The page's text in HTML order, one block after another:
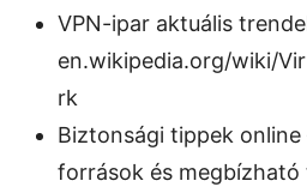
VPN-ipar aktuális
en.wikipedia.org/wiki/
rk
Biztonsági tippek
források és megbízható